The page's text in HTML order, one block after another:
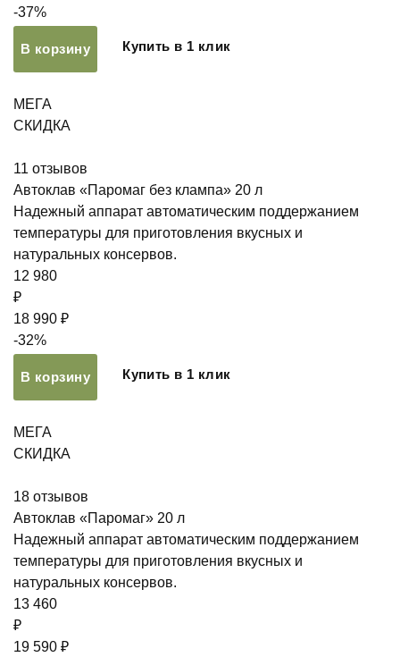
-37%
В корзину Купить в 1 клик
МЕГА
СКИДКА
11 отзывов
Автоклав «Паромаг без клампа» 20 л
Надежный аппарат автоматическим поддержанием
температуры для приготовления вкусных и
натуральных консервов.
12 980
₽
18 990 ₽
-32%
В корзину Купить в 1 клик
МЕГА
СКИДКА
18 отзывов
Автоклав «Паромаг» 20 л
Надежный аппарат автоматическим поддержанием
температуры для приготовления вкусных и
натуральных консервов.
13 460
₽
19 590 ₽